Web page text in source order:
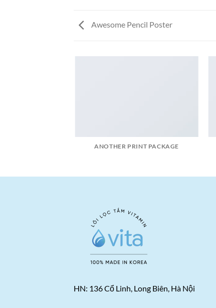
Awesome Pencil Poster
ANOTHER PRINT PACKAGE
HN: 136 Cổ Linh, Long Biên, Hà Nội